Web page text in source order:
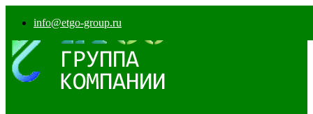
info@etgo-group.ru